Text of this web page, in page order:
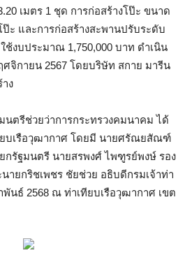
เมตร 1 ชุด การก่อสร้างโป๊ะ ขนาด
ป๊ะ และการก่อสร้างสะพานปรับระดับ
ช้งบประมาณ 1,750,000 บาท ดำเนิน
ศจิกายน 2567 โดยบริษัท สกาย มารีน
ง
นตรีช่วยว่าการกระทรวงคมนาคม ได้
ยบเรือวุฒากาศ โดยมี นายศรัณยสัณฑ์
กรัฐมนตรี นายสรพงศ์ ไพฑูรย์พงษ์ รอง
ายกริชเพชร ชัยช่วย อธิบดีกรมเจ้าท่า
นธ์ 2568 ณ ท่าเทียบเรือวุฒากาศ เขต